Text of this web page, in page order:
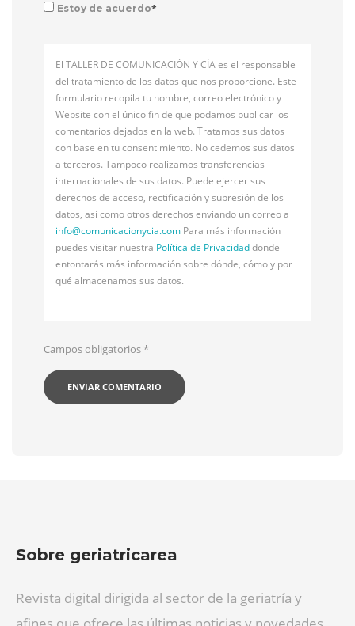
Estoy de acuerdo*
El TALLER DE COMUNICACIÓN Y CÍA es el responsable
del tratamiento de los datos que nos proporcione. Este
formulario recopila tu nombre, correo electrónico y
Website con el único fin de que podamos publicar los
comentarios dejados en la web. Tratamos sus datos
con base en tu consentimiento. No cedemos sus datos
a terceros. Tampoco realizamos transferencias
internacionales de sus datos. Puede ejercer sus
derechos de acceso, rectificación y supresión de los
datos, así como otros derechos enviando un correo a
info@comunicacionycia.com Para más información
puedes visitar nuestra Política de Privacidaddonde
entontarás más información sobre dónde, cómo y por
qué almacenamos sus datos.
Campos obligatorios*
Sobre geriatricarea
Revista digital dirigida al sector de la geriatría y